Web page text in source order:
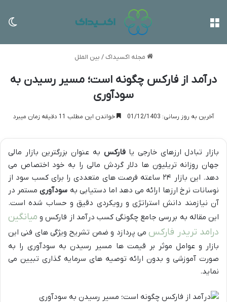
مجله اکسیداک / بین الملل
درآمد از فارکس چگونه است؛ مسیر رسیدن به
سودآوری
آخرین به روز رسانی: 01/12/1403 خواندن این مطلب 11 دقیقه زمان میبرد
بازار تبادل ارزهای خارجی یافارکس به عنوان بزرگترین بازار مالی
جهان روزانه تریلیون ها دلار گردش مالی را به خود اختصاص می
دهد. این بازار ۲۴ ساعته فرصت های متعددی را برای کسب سود از
نوسانات نرخ ارزها ارائه می دهد اما دستیابی به سودآوریمستمر در
آن نیازمند دانش استراتژی و رویکردی دقیق و حساب شده است.
این مقاله به بررسی جامع چگونگی کسب درآمد از فارکس و میانگین
درامد تریدر فارکسمی پردازد و ضمن تشریح ویژگی های فنی این
بازار و عوامل موثر بر قیمت ها مسیر رسیدن به سودآوری را به
صورت آموزشی و بدون ارائه توصیه های سرمایه گذاری تبیین می
نماید.